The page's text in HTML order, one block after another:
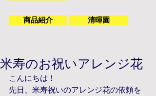
商品紹介 清暉園
米寿のお祝いアレンジ花
こんにちは！
先日、米寿祝いのアレンジ花の依頼を